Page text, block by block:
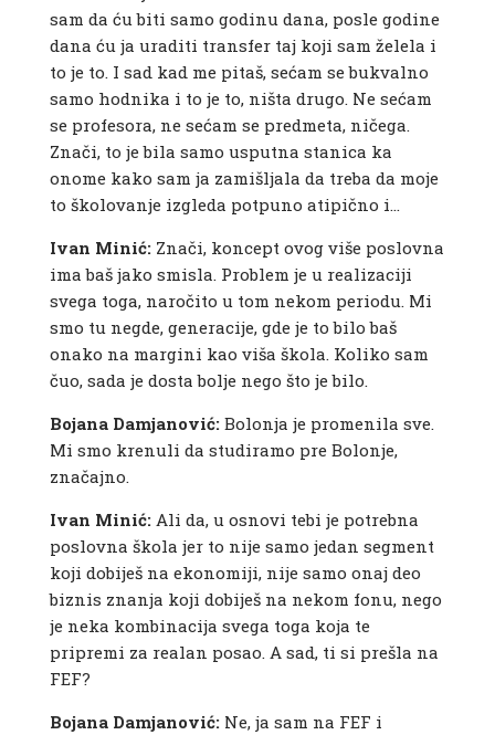
sam da ću biti samo godinu dana, posle godine
dana ću ja uraditi transfer taj koji sam želela i
to je to. I sad kad me pitaš, sećam se bukvalno
samo hodnika i to je to, ništa drugo. Ne sećam
se profesora, ne sećam se predmeta, ničega.
Znači, to je bila samo usputna stanica ka
onome kako sam ja zamišljala da treba da moje
to školovanje izgleda potpuno atipično i…
Ivan Minić: Znači, koncept ovog više poslovna
ima baš jako smisla. Problem je u realizaciji
svega toga, naročito u tom nekom periodu. Mi
smo tu negde, generacije, gde je to bilo baš
onako na margini kao viša škola. Koliko sam
čuo, sada je dosta bolje nego što je bilo.
Bojana Damjanović: Bolonja je promenila sve.
Mi smo krenuli da studiramo pre Bolonje,
značajno.
Ivan Minić: Ali da, u osnovi tebi je potrebna
poslovna škola jer to nije samo jedan segment
koji dobiješ na ekonomiji, nije samo onaj deo
biznis znanja koji dobiješ na nekom fonu, nego
je neka kombinacija svega toga koja te
pripremi za realan posao. A sad, ti si prešla na
FEF?
Bojana Damjanović: Ne, ja sam na FEF i